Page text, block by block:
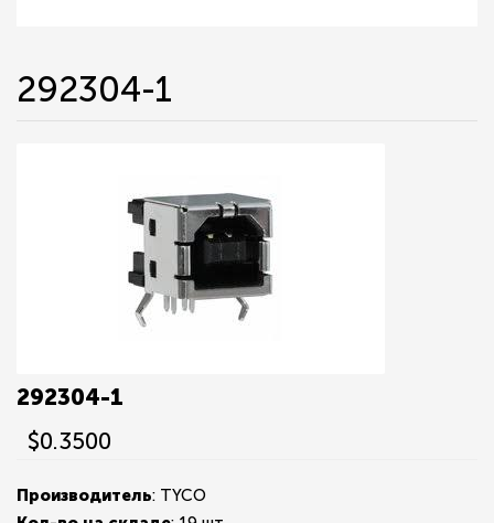
292304-1
292304-1
$0.3500
Производитель: TYCO